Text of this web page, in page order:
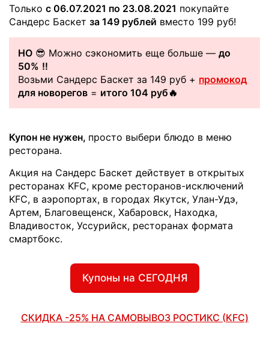
Только с 06.07.2021 по 23.08.2021 покупайте
Сандерс Баскет за 149 рублей вместо 199 руб!
НО 😎 Можно сэкономить еще больше — до
50% ‼️
Возьми Сандерс Баскет за 149 руб + промокод
для новорегов = итого 104 руб🔥
Купон не нужен, просто выбери блюдо в меню
ресторана.
Акция на Сандерс Баскет действует в открытых
ресторанах KFC, кроме ресторанов-исключений
KFC, в аэропортах, в городах Якутск, Улан-Удэ,
Артем, Благовещенск, Хабаровск, Находка,
Владивосток, Уссурийск, ресторанах формата
смартбокс.
Купоны на СЕГОДНЯ
СКИДКА -25% НА САМОВЫВОЗ РОСТИКС (KFC)